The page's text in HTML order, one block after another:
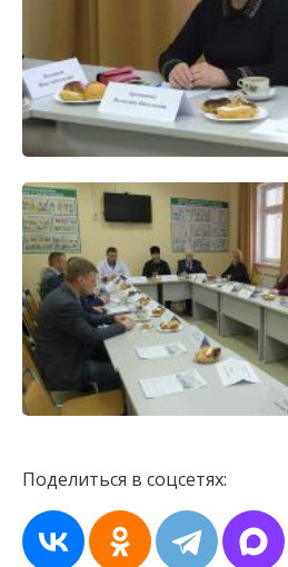
Поделиться в соцсетях: